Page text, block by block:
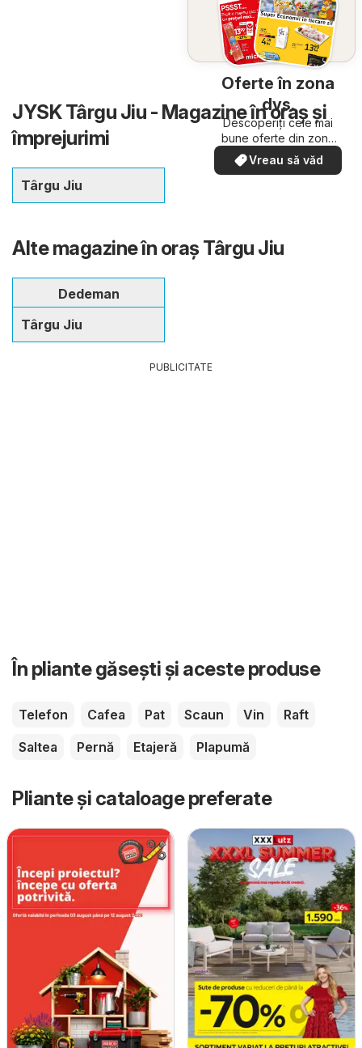
Oferte în zona
dvs.
Descoperiți cele mai
bune oferte din zona
dumneavoastră
Vreau să văd
JYSK Târgu Jiu - Magazine în oraş şi
împrejurimi
Târgu Jiu
Alte magazine în oraş Târgu Jiu
Dedeman
Târgu Jiu
PUBLICITATE
În pliante găsești și aceste produse
Telefon Cafea Pat Scaun Vin
Raft
Saltea
Pernă Etajeră Plapumă
Pliante și cataloage preferate